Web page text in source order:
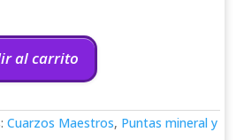
al carrito
Cuarzos Maestros, Puntas mineral y